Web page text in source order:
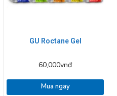
GU Roctane Gel
60,000vnđ
Mua ngay